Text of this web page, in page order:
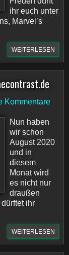
ihr euch unter
Marvel’s
WEITERLESEN
Kommentare
Nun haben
wir schon
August 2020
und in
diesem
Monat wird
es nicht nur
draußen
ihr
WEITERLESEN